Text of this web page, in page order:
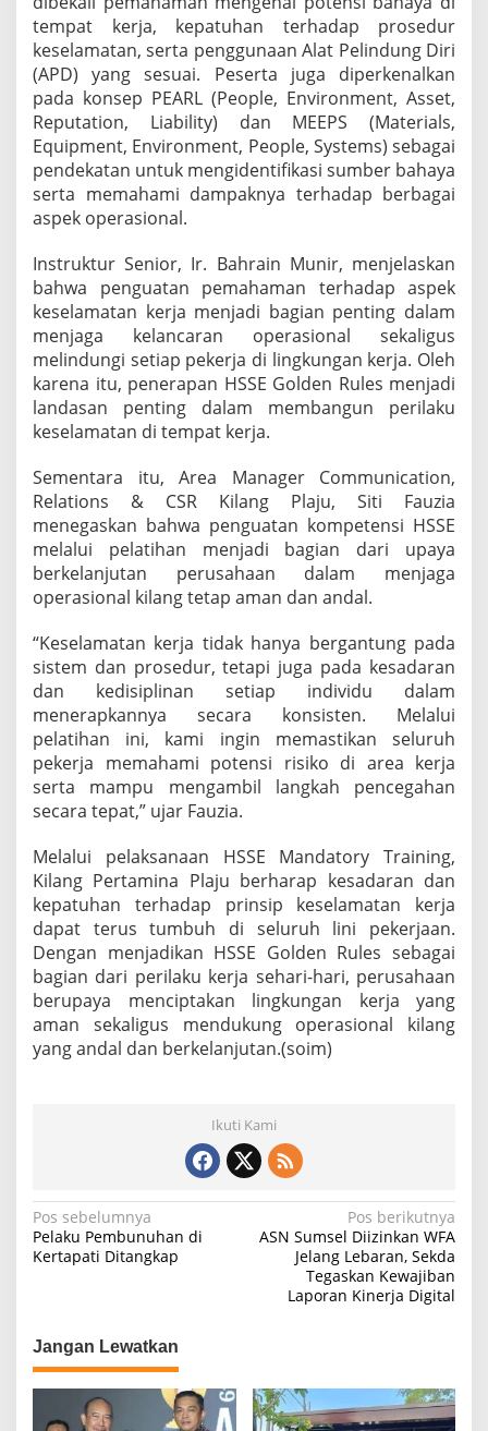
M
e
l
a
l
u
H
S
E
d
a
t
o
y
T
r
i
n
i
n
g
tempat kerja, kepatuhan terhadap prosedur
keselamatan, serta penggunaan Alat Pelindung Diri
(APD) yang sesuai. Peserta juga diperkenalkan
pada konsep PEARL (People, Environment, Asset,
Reputation, Liability) dan MEEPS (Materials,
Equipment, Environment, People, Systems) sebagai
pendekatan untuk mengidentifikasi sumber bahaya
serta memahami dampaknya terhadap berbagai
aspek operasional.
Instruktur Senior, Ir. Bahrain Munir, menjelaskan
bahwa penguatan pemahaman terhadap aspek
keselamatan kerja menjadi bagian penting dalam
menjaga kelancaran operasional sekaligus
melindungi setiap pekerja di lingkungan kerja. Oleh
karena itu, penerapan HSSE Golden Rules menjadi
landasan penting dalam membangun perilaku
keselamatan di tempat kerja.
Sementara itu, Area Manager Communication,
Relations & CSR Kilang Plaju, Siti Fauzia
menegaskan bahwa penguatan kompetensi HSSE
melalui pelatihan menjadi bagian dari upaya
berkelanjutan perusahaan dalam menjaga
operasional kilang tetap aman dan andal.
“Keselamatan kerja tidak hanya bergantung pada
sistem dan prosedur, tetapi juga pada kesadaran
dan kedisiplinan setiap individu dalam
menerapkannya secara konsisten. Melalui
pelatihan ini, kami ingin memastikan seluruh
pekerja memahami potensi risiko di area kerja
serta mampu mengambil langkah pencegahan
secara tepat,” ujar Fauzia.
Melalui pelaksanaan HSSE Mandatory Training,
Kilang Pertamina Plaju berharap kesadaran dan
kepatuhan terhadap prinsip keselamatan kerja
dapat terus tumbuh di seluruh lini pekerjaan.
Dengan menjadikan HSSE Golden Rules sebagai
bagian dari perilaku kerja sehari-hari, perusahaan
berupaya menciptakan lingkungan kerja yang
aman sekaligus mendukung operasional kilang
yang andal dan berkelanjutan.(soim)
Ikuti Kami
N
a
g
a
Pos sebelumnya
Pelaku Pembunuhan di
Kertapati Ditangkap
Pos berikutnya
ASN Sumsel Diizinkan WFA
Jelang Lebaran, Sekda
Tegaskan Kewajiban
Laporan Kinerja Digital
Jangan Lewatkan